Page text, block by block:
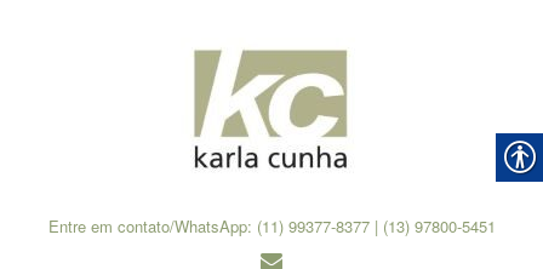
Entre em contato/WhatsApp: (11) 99377-8377 | (13) 97800-5451